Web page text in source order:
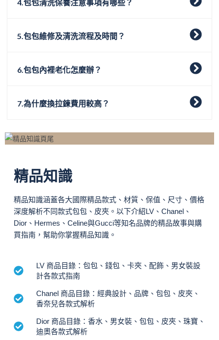
4.包包清洗保養注意事項有哪些？
5.包包維修及清洗流程及時間？
6.包包內裡老化怎麼辦？
7.為什麼換拉鍊費用較高？
精品知識
精品知識涵蓋各大國際精品款式、材質、保值、尺寸、價格
深度解析不同款式包包、皮夾。以下介紹LV、Chanel、
Dior、Hermes、Celine與Gucci等知名品牌的精品故事與購
買指南，幫助你掌握精品知識。
LV 商品目錄：包包、錢包、卡夾、配飾、男女裝設
計各款式指南
Chanel 商品目錄：經典設計、品牌、包包、皮夾、
香奈兒各款式解析
Dior 商品目錄：香水、男女裝、包包、皮夾、珠寶、
迪奧各款式解析